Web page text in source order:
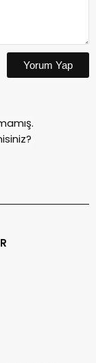
Yorum Yap